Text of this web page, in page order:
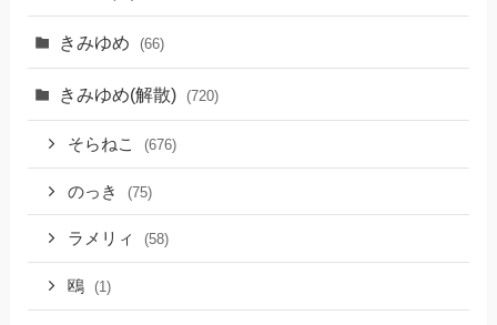
きみゆめ (66)
きみゆめ(解散) (720)
そらねこ (676)
のっき (75)
ラメリィ (58)
鴎 (1)